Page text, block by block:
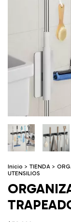
Inicio > TIENDA >
UTENSILIOS